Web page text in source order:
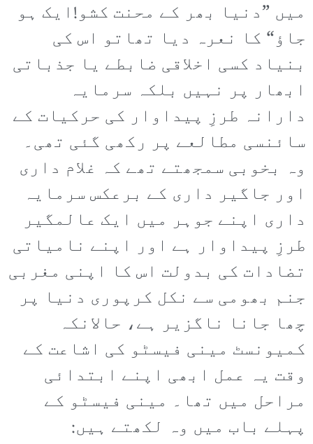
میں ”دنیا بھر کے محنت کشو!ایک ہو
جاؤ“ کا نعرہ دیا تھاتو اس کی
بنیاد کسی اخلاقی ضابطے یا جذباتی
ابھار پر نہیں بلکہ سرمایہ
دارانہ طرزِ پیداوار کی حرکیات کے
سائنسی مطالعے پر رکھی گئی تھی۔
وہ بخوبی سمجھتے تھے کہ غلام داری
اور جاگیر داری کے برعکس سرمایہ
داری اپنے جوہر میں ایک عالمگیر
طرزِ پیداوار ہے اور اپنے نامیاتی
تضادات کی بدولت اس کا اپنی مغربی
جنم بھومی سے نکل کرپوری دنیا پر
چھا جانا ناگزیر ہے، حالانکہ
کمیونسٹ مینی فیسٹو کی اشاعت کے
وقت یہ عمل ابھی اپنے ابتدائی
مراحل میں تھا۔ مینی فیسٹو کے
پہلے باب میں وہ لکھتے ہیں: